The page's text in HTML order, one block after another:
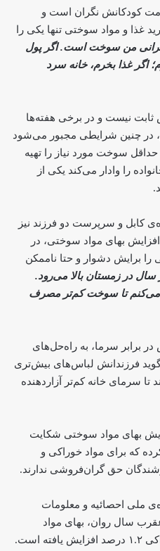
کودکانش نگران است و
غذا و مواد سوختی تنها یکی را
من سوخت است. اگر پول
اگر غذا بخرم، خانه سرد
ثابت نیست و در برخی هفته‌ها
در چنین شرایطی مجبور می‌شود
سوخت مورد نیاز را تهیه
را وادار می‌کند یکی از
کابل و سرپرست دو فرزند نیز
بهای مواد سوختی، در
را برایش دشوار و حتا ناممکن
در زمستان بالا می‌رود.
می‌کنم تا سوخت کم‌تر مصرف
برابر سرما، به راه‌حل‌های
فرزندانش لباس‌های بیش‌تری
سرمای خانه کم‌تر آزاردهنده
بهای مواد سوختی شکایت
که برای مواد خوراکی و
حق گران‌فروشی ندارند.
ملی احصائیه و معلومات
سال روان، بهای مواد
خوراکی ۲.۳ درصد و مواد غیرخوراکی ۱.۲ درصد افزایش یافته است.